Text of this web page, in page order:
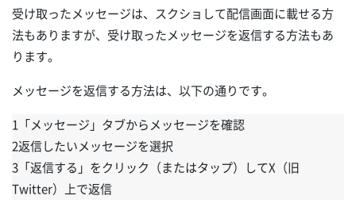
受け取ったメッセージは、スクショして配信画面に載せる方
法もありますが、受け取ったメッセージを返信する方法もあ
ります。
メッセージを返信する方法は、以下の通りです。
1「メッセージ」タブからメッセージを確認
2返信したいメッセージを選択
3「返信する」をクリック（またはタップ）してX（旧
Twitter）上で返信